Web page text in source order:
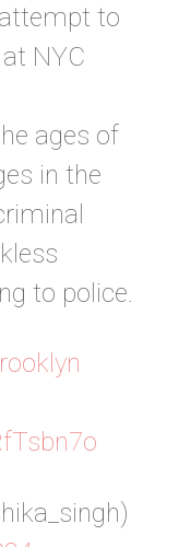
to
NYC
ages of
in the
to police.